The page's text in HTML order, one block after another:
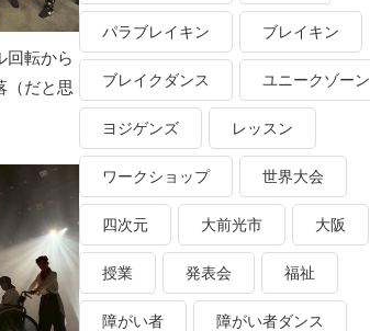
回転から
（だと思
パラブレイキン ブレイキン
ブレイクダンス ユニークゾーン
ヨジゲンズ レッスン
ワークショップ 世界大会
四次元 大前光市 大阪
授業 発表会 福祉
障がい者 障がい者ダンス